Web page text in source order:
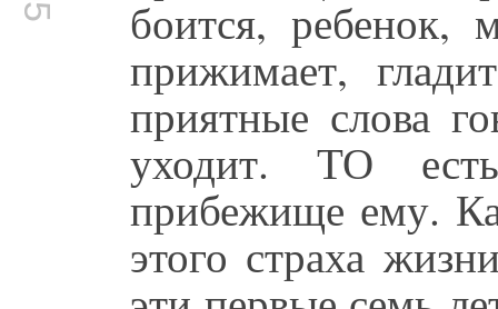
боится, ребенок,
прижимает,
приятные слова
уходит. ТО
прибежище ему.
этого страха